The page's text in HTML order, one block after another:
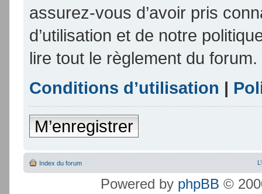
assurez-vous d’avoir pris
d’utilisation et de notre
lire tout le règlement du forum.
Conditions d’utilisation |
M’enregistrer
Index du forum
Powered by phpBB ©